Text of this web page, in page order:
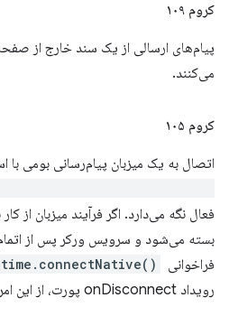
کروم ۱۰۹
پیام‌های ارسالی از یک سند خارج از
می‌کنند.
کروم ۱۰۵
اتصال به یک میزبان پیام‌رسانی بومی با
فعال نگه می‌دارد. اگر فرآیند میزبان از
بسته می‌شود و سرویس ورکر پس از اتمام
فراخوانی
رویداد onDisconnect پورت، از این امر جلوگیری کنید.